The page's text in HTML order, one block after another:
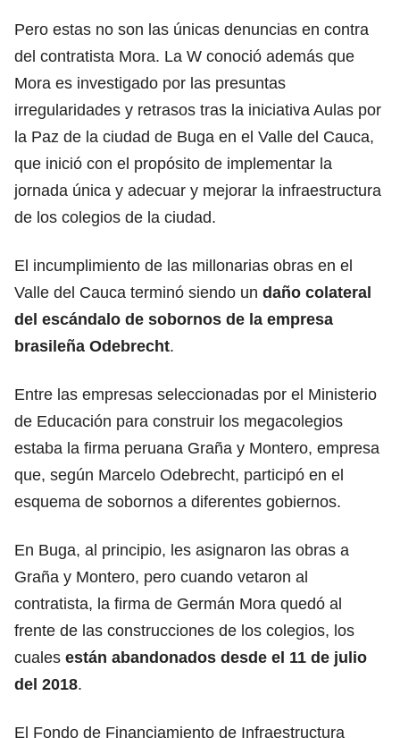
Pero estas no son las únicas denuncias en contra
del contratista Mora. La W conoció además que
Mora es investigado por las presuntas
irregularidades y retrasos tras la iniciativa Aulas por
la Paz de la ciudad de Buga en el Valle del Cauca,
que inició con el propósito de implementar la
jornada única y adecuar y mejorar la infraestructura
de los colegios de la ciudad.
El incumplimiento de las millonarias obras en el
Valle del Cauca terminó siendo un daño colateral
del escándalo de sobornos de la empresa
brasileña Odebrecht.
Entre las empresas seleccionadas por el Ministerio
de Educación para construir los megacolegios
estaba la firma peruana Graña y Montero, empresa
que, según Marcelo Odebrecht, participó en el
esquema de sobornos a diferentes gobiernos.
En Buga, al principio, les asignaron las obras a
Graña y Montero, pero cuando vetaron al
contratista, la firma de Germán Mora quedó al
frente de las construcciones de los colegios, los
cuales están abandonados desde el 11 de julio
del 2018.
El Fondo de Financiamiento de Infraestructura